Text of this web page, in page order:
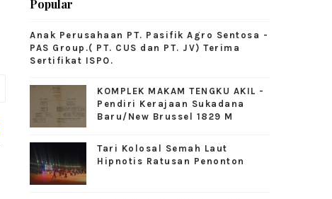
Popular
Anak Perusahaan PT. Pasifik Agro Sentosa -
PAS Group.( PT. CUS dan PT. JV) Terima
Sertifikat ISPO.
KOMPLEK MAKAM TENGKU AKIL -
Pendiri Kerajaan Sukadana
Baru/New Brussel 1829 M
Tari Kolosal Semah Laut
Hipnotis Ratusan Penonton